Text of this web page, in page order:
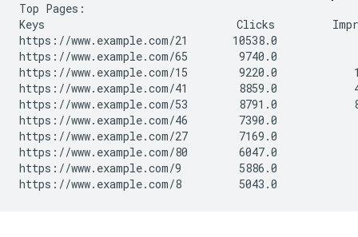
Top Pages:
Keys                              Clicks
https://www.example.com/21       10538.0
https://www.example.com/65        9740.0
https://www.example.com/15        9220.0
https://www.example.com/41        8859.0
https://www.example.com/53        8791.0
https://www.example.com/46        7390.0
https://www.example.com/27        7169.0
https://www.example.com/80        6047.0
https://www.example.com/9         5886.0